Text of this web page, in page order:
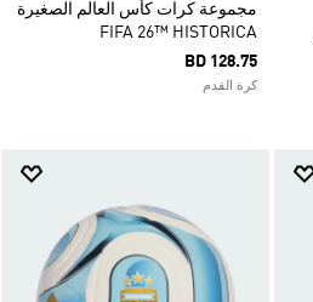
مجموعة كرات كأس العالم الصغيرة
FIFA 26™ HISTORICA
BD 128.75
كرة القدم